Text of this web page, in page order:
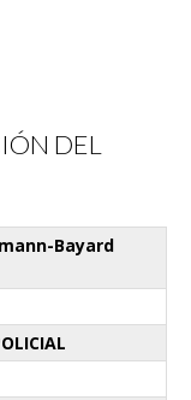
DEL
Bayard